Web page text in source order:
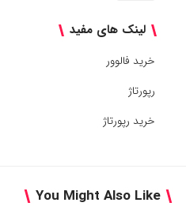
لینک های مفید
خرید فالوور
رپورتاژ
خرید رپورتاژ
You Might Also Like